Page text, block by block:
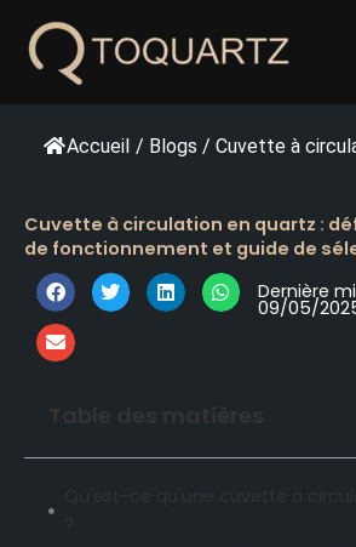
content
Accueil / Blogs / Cuvette à
Cuvette à circulation en quartz :
de fonctionnement et guide de
Dernière
09/05/